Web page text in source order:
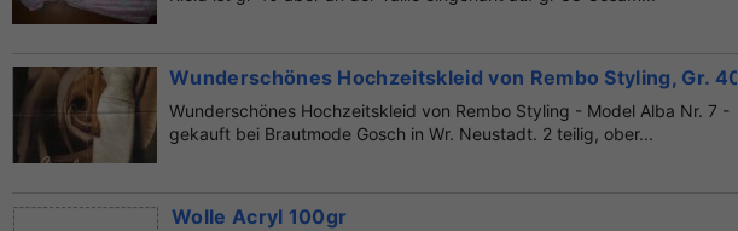
Wunderschönes Hochzeitskleid von Rembo Styling, Gr. 40
Wunderschönes Hochzeitskleid von Rembo Styling - Model Alba Nr. 7 -
gekauft bei Brautmode Gosch in Wr. Neustadt. 2 teilig, ober...
Wolle Acryl 100gr